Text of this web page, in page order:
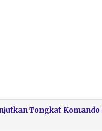
Tongkat